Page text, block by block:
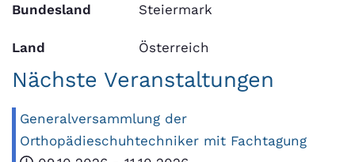
Bundesland Steiermark
Land Österreich
Nächste Veranstaltungen
Generalversammlung der
Orthopädieschuhtechniker mit Fachtagung